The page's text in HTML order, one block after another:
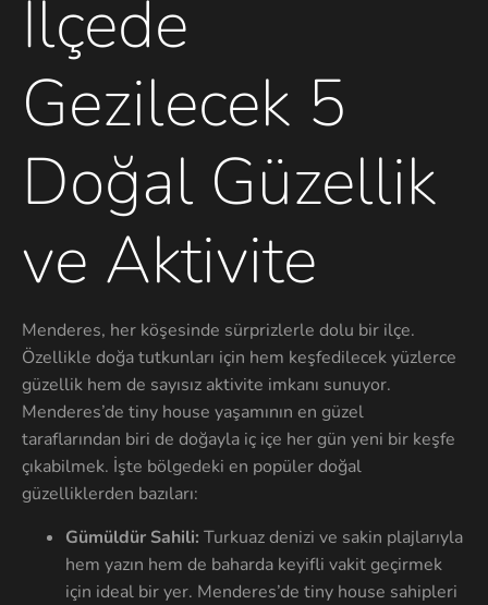
İlçede
Gezilecek 5
Doğal Güzellik
ve Aktivite
Menderes, her köşesinde sürprizlerle dolu bir ilçe.
Özellikle doğa tutkunları için hem keşfedilecek yüzlerce
güzellik hem de sayısız aktivite imkanı sunuyor.
Menderes’de tiny house yaşamının en güzel
taraflarından biri de doğayla iç içe her gün yeni bir keşfe
çıkabilmek. İşte bölgedeki en popüler doğal
güzelliklerden bazıları:
Gümüldür Sahili: Turkuaz denizi ve sakin plajlarıyla
hem yazın hem de baharda keyifli vakit geçirmek
için ideal bir yer. Menderes’de tiny house sahipleri